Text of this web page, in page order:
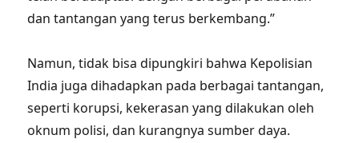
dan tantangan yang terus berkembang.”
Namun, tidak bisa dipungkiri bahwa Kepolisian
India juga dihadapkan pada berbagai tantangan,
seperti korupsi, kekerasan yang dilakukan oleh
oknum polisi, dan kurangnya sumber daya.